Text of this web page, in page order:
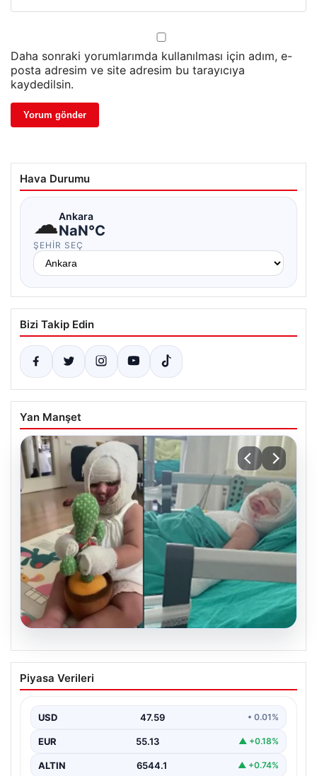
Daha sonraki yorumlarımda kullanılması için adım, e-
posta adresim ve site adresim bu tarayıcıya
kaydedilsin.
Hava Durumu
☁Ankara
NaN°C
ŞEHIR SEÇ
Bizi Takip Edin
Yan Manşet
Mersin’de Domates Konservesi
Patlaması: 9 Aylık Bebeğin Yaşam
Mersin’de yaşanan korkutucu bir olay, bir bebeğin
Piyasa Verileri
USD 47.59 • 0.01%
EUR 55.13 ▲ +0.18%
ALTIN 6544.1 ▲ +0.74%